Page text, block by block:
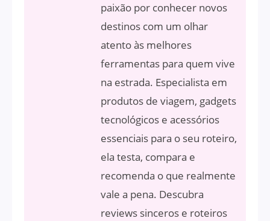
paixão por conhecer novos
destinos com um olhar
atento às melhores
ferramentas para quem vive
na estrada. Especialista em
produtos de viagem, gadgets
tecnológicos e acessórios
essenciais para o seu roteiro,
ela testa, compara e
recomenda o que realmente
vale a pena. Descubra
reviews sinceros e roteiros